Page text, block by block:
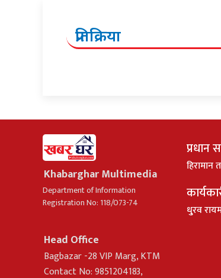
प्रतिक्रिया
Khabarghar Multimedia
Department of Information
Registration No: 118/073-74
Head Office
Bagbazar -28 VIP Marg, KTM
Contact No: 9851204183,
प्रधान
हिरामान
धु्रव